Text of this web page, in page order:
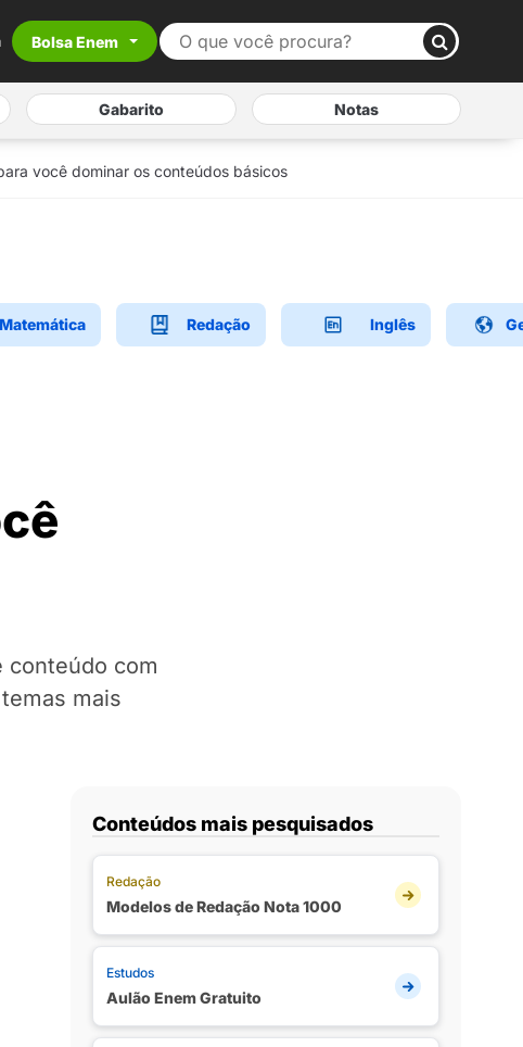
Bolsa Enem
Gabarito Notas
você dominar os conteúdos básicos
Matemática Redação Inglês
conteúdo com
mais
Conteúdos mais pesquisados
Redação
Modelos de Redação Nota 1000
Estudos
Aulão Enem Gratuito